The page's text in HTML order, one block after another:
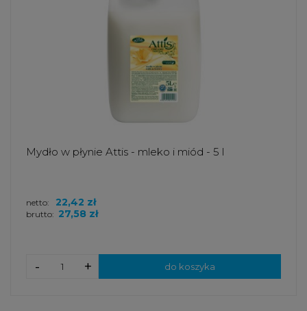
Mydło w płynie Attis - mleko i miód - 5 l
brutto: 27,58 zł
netto: 22,42 zł
+
- do koszyka